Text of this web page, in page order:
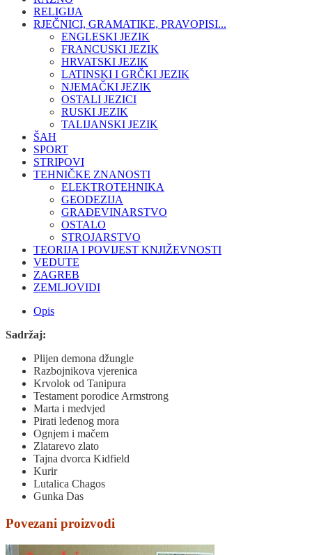
RELIGIJA
RJEČNICI, GRAMATIKE, PRAVOPISI...
ENGLESKI JEZIK
FRANCUSKI JEZIK
HRVATSKI JEZIK
LATINSKI I GRČKI JEZIK
NJEMAČKI JEZIK
OSTALI JEZICI
RUSKI JEZIK
TALIJANSKI JEZIK
ŠAH
SPORT
STRIPOVI
TEHNIČKE ZNANOSTI
ELEKTROTEHNIKA
GEODEZIJA
GRAĐEVINARSTVO
OSTALO
STROJARSTVO
TEORIJA I POVIJEST KNJIŽEVNOSTI
VEDUTE
ZAGREB
ZEMLJOVIDI
Opis
Sadržaj:
Plijen demona džungle
Razbojnikova vjerenica
Krvolok od Tanipura
Testament porodice Armstrong
Marta i medvjed
Pirati ledenog mora
Ognjem i mačem
Zlatarevo zlato
Tajna dvorca Kidfield
Kurir
Lutalica Chagos
Gunka Das
Povezani proizvodi